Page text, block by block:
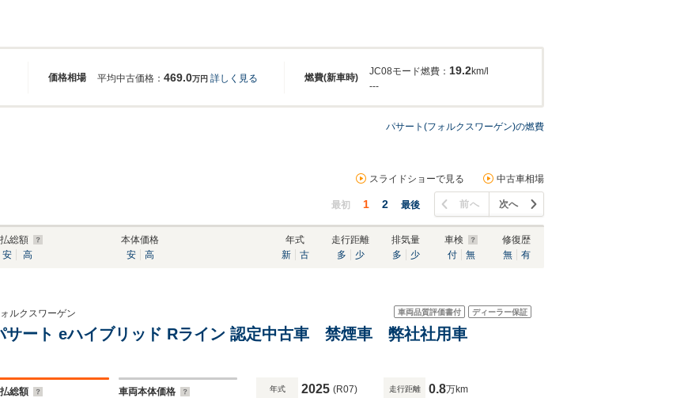
価格相場 燃費(新車時)
平均中古価格： 469.0万円 詳しく見る
JC08モード燃費： 19.2km/l
---
パサート(フォルクスワーゲン)の燃費
スライドショーで見る 中古車相場
最初 1 2 最後 前へ 次へ
総額
安
高
本体価格
安
高
年式
新
古
走行距離
多
少
排気量
多
少
車検
付
無
修復歴
無
有
車両品質評価書付 ディーラー保証
ルクスワーゲン
サート eハイブリッド Rライン 認定中古車 禁煙車 弊社社用車
総額 車両本体価格 年式 2025 (R07) 走行距離 0.8万km